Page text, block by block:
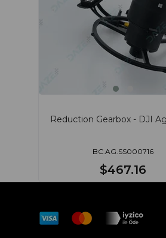
Reduction Gearbox - DJI
BC.AG.SS000716
$467.16